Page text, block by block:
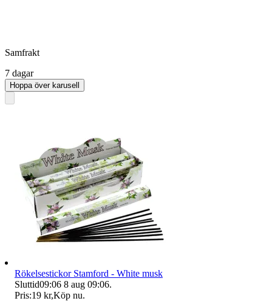
Samfrakt
7 dagar
Hoppa över karusell
Rökelsestickor Stamford - White musk
Sluttid09:06 8 aug 09:06.
Pris:19 kr,Köp nu.